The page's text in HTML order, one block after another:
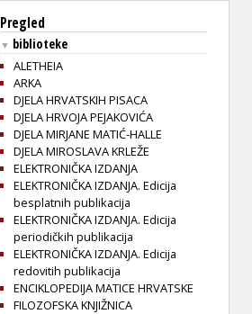
Pregled
▼ biblioteke
ALETHEIA
ARKA
DJELA HRVATSKIH PISACA
DJELA HRVOJA PEJAKOVIĆA
DJELA MIRJANE MATIĆ-HALLE
DJELA MIROSLAVA KRLEŽE
ELEKTRONIČKA IZDANJA
ELEKTRONIČKA IZDANJA. Edicija
besplatnih publikacija
ELEKTRONIČKA IZDANJA. Edicija
periodičkih publikacija
ELEKTRONIČKA IZDANJA. Edicija
redovitih publikacija
ENCIKLOPEDIJA MATICE HRVATSKE
FILOZOFSKA KNJIŽNICA